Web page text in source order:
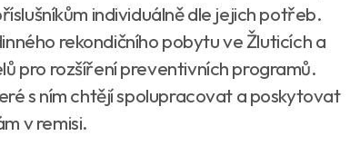
individuálně dle jejich potřeb.
rekondičního pobytu ve Žluticích a
pro rozšíření preventivních programů.
s ním chtějí spolupracovat a poskytovat
v remisi.